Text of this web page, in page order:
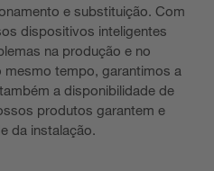
e substituição. Com
dispositivos inteligentes
na produção e no
mesmo tempo, garantimos a
a disponibilidade de
produtos garantem e
da instalação.